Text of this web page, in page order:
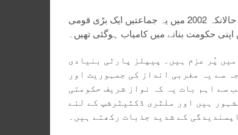
ان انتخابات کا ایک دلچسپ پہلو کٹرمذہبی جماعتوں کا تقریباً مکمل صفایا ہونا ہے حالانکہ 2002 میں یہ جماعتیں ایک بڑی قومی
حکومت بنانے میں کامیاب ہوگئی تھیں۔
پُر عزم ہیں۔ پیپلز پارٹی بنیادی
سے یہ مغربی انداز کی جمہوریت اور
سے اہم بات یہ کہ نواز شریف حکومتی
ہیں اور ملٹری ڈکٹیٹرشپ کے لئے
کے شدید جذبات رکھتے ہیں۔